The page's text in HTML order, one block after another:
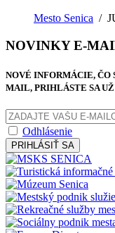
Mesto Senica /
NOVINKY E-
NOVÉ INFORMÁCIE, ČO
MAIL, PRIHLÁSTE SA UŽ
Odhlásenie
PRIHLÁSIŤ SA